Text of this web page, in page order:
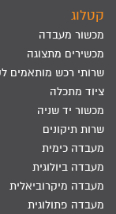
קטלוג
מכשור מעבדה
מכשירים מתצוגה
שרותי רכש מותאמים
ציוד מתכלה
מכשור יד שניה
שרות תיקונים
מעבדה כימית
מעבדה ביולוגית
מעבדה מיקרוביאלית
מעבדה פתולוגית